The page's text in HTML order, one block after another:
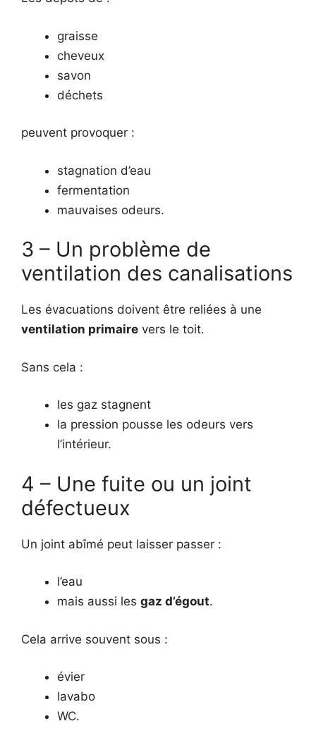
graisse
cheveux
savon
déchets
peuvent provoquer :
stagnation d’eau
fermentation
mauvaises odeurs.
3 – Un problème de
ventilation des canalisations
Les évacuations doivent être reliées à une
ventilation primaire vers le toit.
Sans cela :
les gaz stagnent
la pression pousse les odeurs vers
l’intérieur.
4 – Une fuite ou un joint
défectueux
Un joint abîmé peut laisser passer :
l’eau
mais aussi les gaz d’égout.
Cela arrive souvent sous :
évier
lavabo
WC.